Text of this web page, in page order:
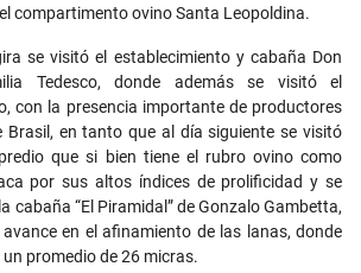
compartimento ovino Santa Leopoldina.
se visitó el establecimiento y cabaña Don
Tedesco, donde además se visitó el
con la presencia importante de productores
Brasil, en tanto que al día siguiente se visitó
que si bien tiene el rubro ovino como
por sus altos índices de prolificidad y se
cabaña “El Piramidal” de Gonzalo Gambetta,
en el afinamiento de las lanas, donde
promedio de 26 micras.